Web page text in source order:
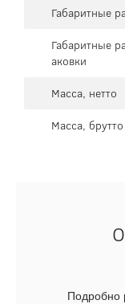
Габаритные
Габаритные
аковки
Масса, нетто
Масса, брутто
Подробно